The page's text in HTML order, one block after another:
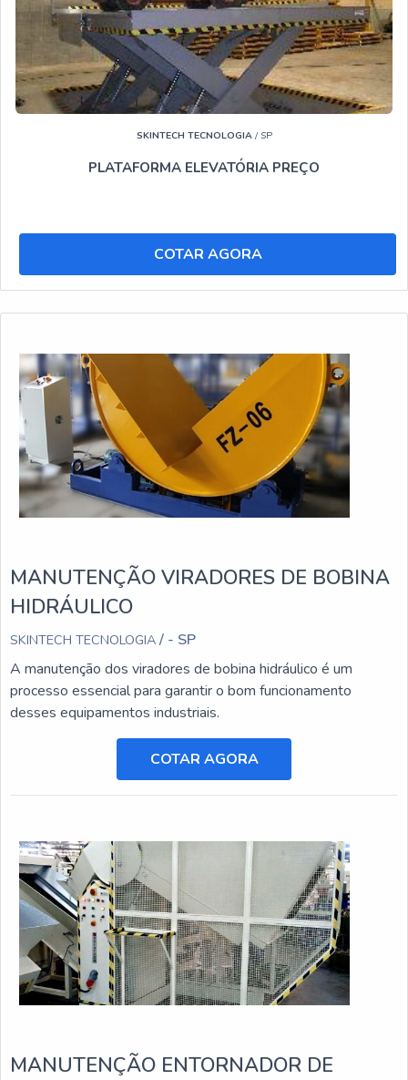
SKINTECH TECNOLOGIA/ SP
PLATAFORMA ELEVATÓRIA PREÇO
COTAR AGORA
MANUTENÇÃO VIRADORES DE BOBINA
HIDRÁULICO
SKINTECH TECNOLOGIA / - SP
A manutenção dos viradores de bobina hidráulico é um
processo essencial para garantir o bom funcionamento
desses equipamentos industriais.
COTAR AGORA
MANUTENÇÃO ENTORNADOR DE